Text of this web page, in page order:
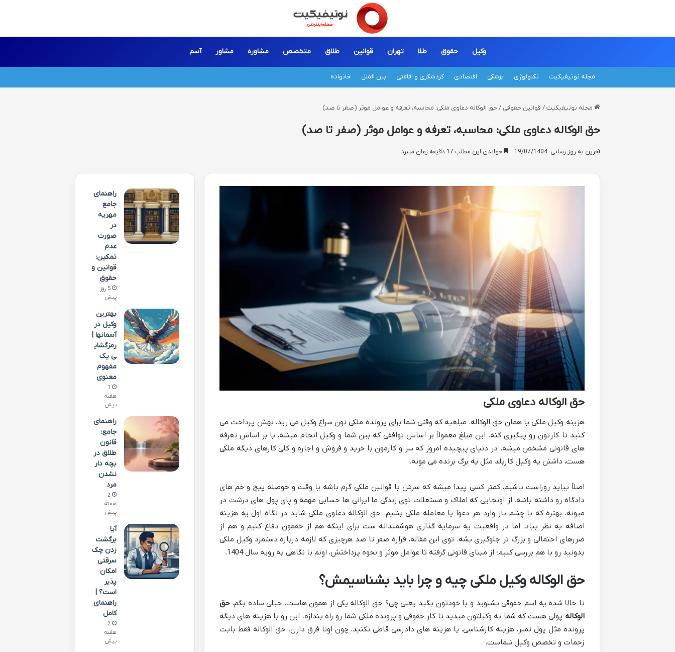
وکیل حقوق طلا تهران قوانین طلاق متخصص مشاوره مشاور آسم
مجله نوتیفیکیت تکنولوژی پزشکی اقتصادی گردشگری و اقامتی بین الملل خانواده
مجله نوتیفیکیت / قوانین حقوقی / حق الوکاله دعاوی ملکی: محاسبه، تعرفه و عوامل موثر (صفر تا صد)
حق الوکاله دعاوی ملکی: محاسبه، تعرفه و عوامل موثر (صفر تا صد)
آخرین به روز رسانی: 19/07/1404 خواندن این مطلب 17 دقیقه زمان میبرد
حق الوکاله دعاوی ملکی
هزینه وکیل ملکی یا همان حق الوکاله، مبلغیه که وقتی شما برای پرونده ملکی تون سراغ وکیل می رید، بهش پرداخت می
کنید تا کارتون رو پیگیری کنه. این مبلغ معمولاً بر اساس توافقی که بین شما و وکیل انجام میشه، یا بر اساس تعرفه
های قانونی مشخص میشه. در دنیای پیچیده امروز که سر و کارمون با خرید و فروش و اجاره و کلی کارهای دیگه ملکی
هست، داشتن یه وکیل کاربلد مثل یه برگ برنده می مونه.
اصلاً بیاید روراست باشیم، کمتر کسی پیدا میشه که سرش با قوانین ملکی گرم باشه یا وقت و حوصله پیچ و خم های
دادگاه رو داشته باشه. از اونجایی که املاک و مستغلات توی زندگی ما ایرانی ها حسابی مهمه و پای پول های درشت در
میونه، بهتره که با چشم باز وارد هر دعوا یا معامله ملکی بشیم. حق الوکاله دعاوی ملکی شاید در نگاه اول یه هزینه
اضافه به نظر بیاد، اما در واقعیت یه سرمایه گذاری هوشمندانه ست برای اینکه هم از حقمون دفاع کنیم و هم از
ضررهای احتمالی و بزرگ تر جلوگیری بشه. توی این مقاله، قراره صفر تا صد هرچیزی که لازمه درباره دستمزد وکیل ملکی
بدونید رو با هم بررسی کنیم؛ از مبنای قانونی گرفته تا عوامل موثر و نحوه پرداختش، اونم با نگاهی به رویه سال 1404.
حق الوکاله وکیل ملکی چیه و چرا باید بشناسیمش؟
تا حالا شده یه اسم حقوقی بشنوید و با خودتون بگید یعنی چی؟ حق الوکاله یکی از همون هاست. خیلی ساده بگم، حق
الوکاله پولی هست که شما به وکیلتون میدید تا کار حقوقی و پرونده ملکی شما رو راه بندازه. این رو با هزینه های دیگه
پرونده مثل پول تمبر، هزینه کارشناسی، یا هزینه های دادرسی قاطی نکنید، چون اونا فرق دارن. حق الوکاله فقط بابت
زحمات و تخصص وکیل شماست.
راهنمای
جامع
مهریه
در
صورت
عدم
تمکین:
قوانین و
حقوق
5 روز
پیش
بهترین
وکیل در
آسمانها |
رمزگشای
ی یک
مفهوم
معنوی
1
هفته
پیش
راهنمای
جامع:
قانون
طلاق در
بچه دار
نشدن
مرد
2
هفته
پیش
آیا
برگشت
زدن چک
سرقتی
امکان
پذیر
است؟ |
راهنمای
کامل
2
هفته
پیش